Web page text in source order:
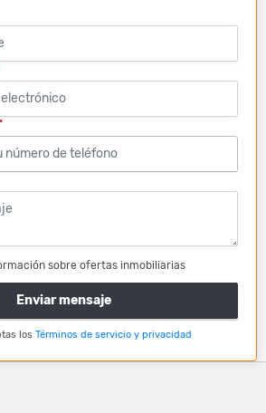
*
sobre ofertas inmobiliarias
Enviar mensaje
los Términos de servicio y privacidad